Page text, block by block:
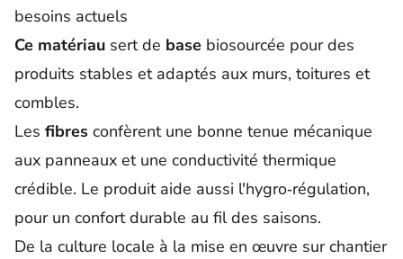
besoins actuels
Ce matériau sert de base biosourcée pour des
produits stables et adaptés aux murs, toitures et
combles.
Les fibres confèrent une bonne tenue mécanique
aux panneaux et une conductivité thermique
crédible. Le produit aide aussi l'hygro‑régulation,
pour un confort durable au fil des saisons.
De la culture locale à la mise en œuvre sur chantier